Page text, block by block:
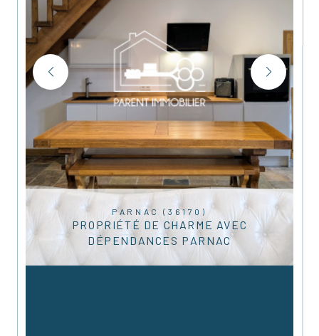
PARNAC (36170)
PROPRIÉTÉ DE CHARME AVEC
DÉPENDANCES PARNAC